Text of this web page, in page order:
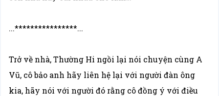
...****************...
Trở về nhà, Thường Hi ngồi lại nói chuyện cùng A
Vũ, cô bảo anh hãy liên hệ lại với người đàn ông
kia, hãy nói với người đó rằng cô đồng ý với điều